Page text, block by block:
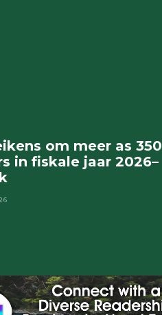
om meer as 350
in fiskale jaar 2026–